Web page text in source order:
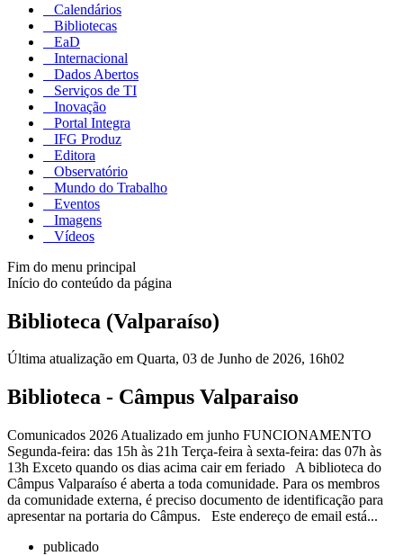
Calendários
Bibliotecas
EaD
Internacional
Dados Abertos
Serviços de TI
Inovação
Portal Integra
IFG Produz
Editora
Observatório
Mundo do Trabalho
Eventos
Imagens
Vídeos
Fim do menu principal
Início do conteúdo da página
Biblioteca (Valparaíso)
Última atualização em Quarta, 03 de Junho de 2026, 16h02
Biblioteca - Câmpus Valparaiso
Comunicados 2026 Atualizado em junho FUNCIONAMENTO
Segunda-feira: das 15h às 21h Terça-feira à sexta-feira: das 07h às
13h Exceto quando os dias acima cair em feriado A biblioteca do
Câmpus Valparaíso é aberta a toda comunidade. Para os membros
da comunidade externa, é preciso documento de identificação para
apresentar na portaria do Câmpus. Este endereço de email está...
publicado